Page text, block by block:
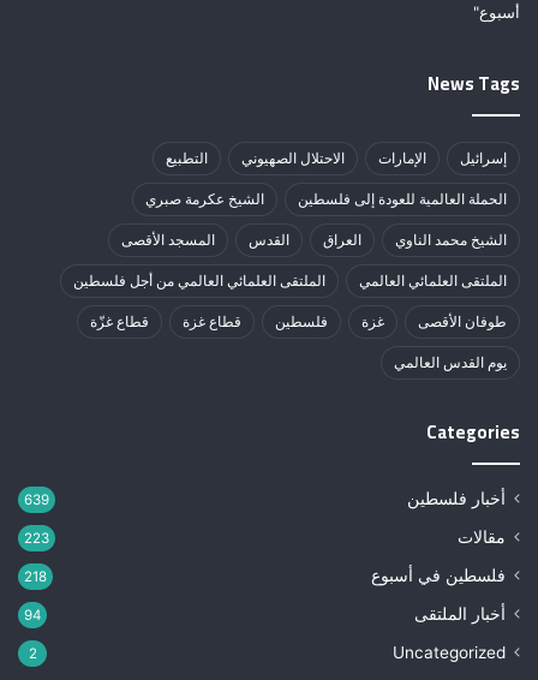
News Tags
إسرائيل الإمارات الاحتلال الصهيوني التطبيع
الحملة العالمية للعودة إلى فلسطين الشيخ عكرمة صبري
الشيخ محمد الناوي العراق القدس المسجد الأقصى
الملتقى العلمائي العالمي الملتقى العلمائي العالمي من أجل فلسطين
طوفان الأقصى غزة فلسطين قطاع غزة قطاع غزّة
يوم القدس العالمي
Categories
أخبار فلسطين 639
مقالات 223
فلسطين في أسبوع 218
أخبار الملتقى 94
Uncategorized
2